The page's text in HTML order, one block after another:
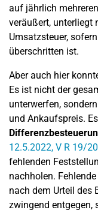
auf jährlich
veräußert, unterliegt
Umsatzsteuer,
überschritten ist.
Aber auch hier
Es ist nicht der
unterwerfen,
und Ankaufspreis.
12.5.2022, V R 19/20
fehlenden
nachholen.
nach dem Urteil des
zwingend entgegen,